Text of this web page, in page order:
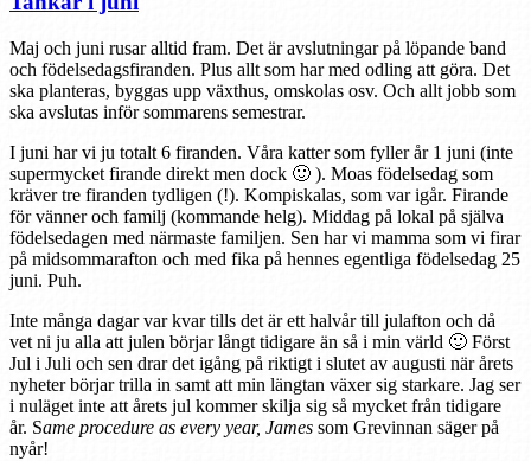
Maj och juni rusar alltid fram. Det är avslutningar på löpande band
och födelsedagsfiranden. Plus allt som har med odling att göra. Det
ska planteras, byggas upp växthus, omskolas osv. Och allt jobb som
ska avslutas inför sommarens semestrar.
I juni har vi ju totalt 6 firanden. Våra katter som fyller år 1 juni (inte
supermycket firande direkt men dock 🙂 ). Moas födelsedag som
kräver tre firanden tydligen (!). Kompiskalas, som var igår. Firande
för vänner och familj (kommande helg). Middag på lokal på själva
födelsedagen med närmaste familjen. Sen har vi mamma som vi firar
på midsommarafton och med fika på hennes egentliga födelsedag 25
juni. Puh.
Inte många dagar var kvar tills det är ett halvår till julafton och då
vet ni ju alla att julen börjar långt tidigare än så i min värld 🙂 Först
Jul i Juli och sen drar det igång på riktigt i slutet av augusti när årets
nyheter börjar trilla in samt att min längtan växer sig starkare. Jag ser
i nuläget inte att årets jul kommer skilja sig så mycket från tidigare
år. Same procedure as every year, James som Grevinnan säger på
nyår!